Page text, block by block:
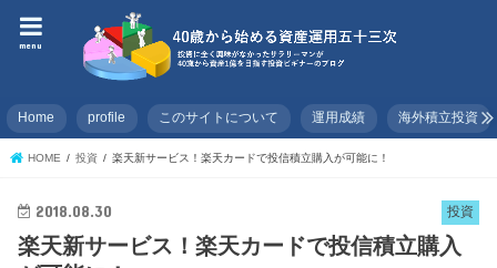
menu
Home profile このサイトについて 運用成績 海外積立投資
HOME 投資 楽天新サービス！楽天カードで投信積立購入が可能に！
投資
2018.08.30
楽天新サービス！楽天カードで投信積立購入